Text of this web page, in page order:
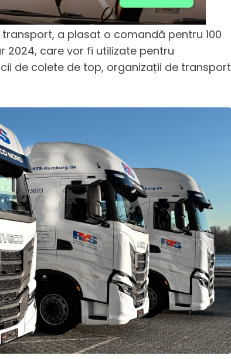
a plasat o comandă pentru 100
2024, care vor fi utilizate pentru
de colete de top, organizații de transport